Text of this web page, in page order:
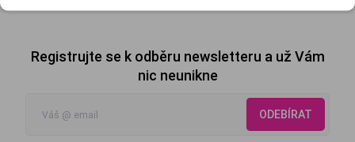
Registrujte se k odběru newsletteru a už Vám
nic neunikne
ODEBÍRAT